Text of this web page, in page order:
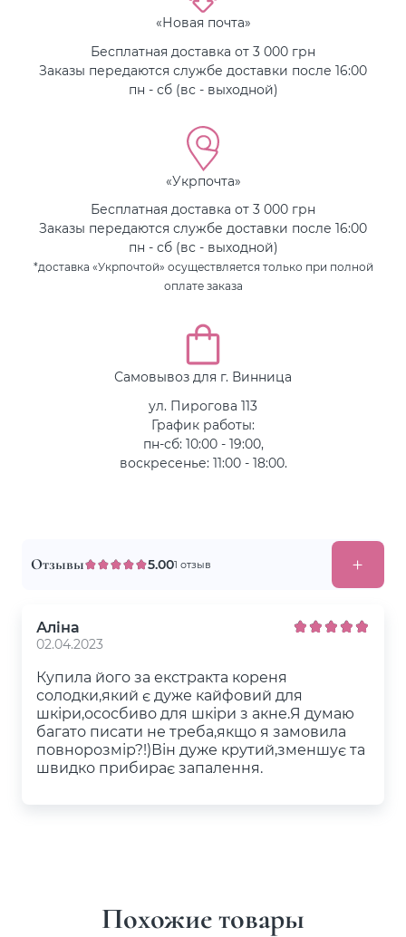
«Новая почта»
Бесплатная доставка от 3 000 грн
Заказы передаются службе доставки после 16:00
пн - сб (вс - выходной)
«Укрпочта»
Бесплатная доставка от 3 000 грн
Заказы передаются службе доставки после 16:00
пн - сб (вс - выходной)
*доставка «Укрпочтой» осуществляется только при полной
оплате заказа
Самовывоз для г. Винница
ул. Пирогова 113
График работы:
пн-сб: 10:00 - 19:00,
воскресенье: 11:00 - 18:00.
Отзывы 5.001 отзыв
Аліна
02.04.2023
Купила його за екстракта кореня
солодки,який є дуже кайфовий для
шкіри,ососбиво для шкіри з акне.Я думаю
багато писати не треба,якщо я замовила
повнорозмір?!)Він дуже крутий,зменшує та
швидко прибирає запалення.
Похожие товары